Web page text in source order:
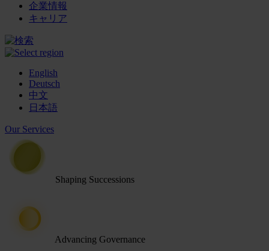
企業情報
キャリア
English
Deutsch
中文
日本語
Our Services
Shaping Successions
Advancing Governance